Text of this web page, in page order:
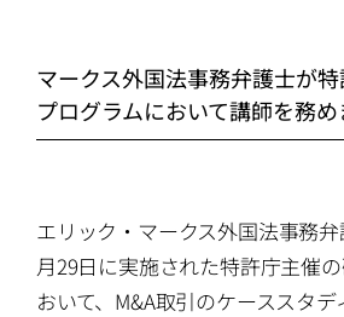
PRACTICE
CAREERS
マークス外国法事務弁護士が
プログラムにおいて講師を務
エリック・マークス外国法事務
月29日に実施された特許庁主催
おいて、M&A取引のケーススタ